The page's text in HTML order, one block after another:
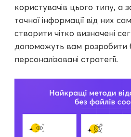
користувачів цього типу, а
точної інформації від них
створити чітко визначені
допоможуть вам розробити
персоналізовані стратегії.